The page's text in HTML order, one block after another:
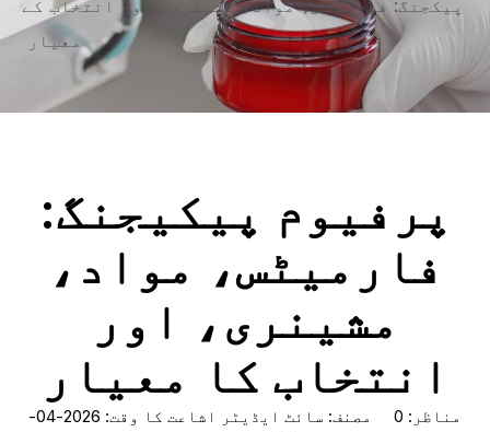
پیکجنگ: فارمیٹس، مواد، مشینری، اور انتخاب کے
معیار
پرفیوم پیکیجنگ:
فارمیٹس، مواد،
مشینری، اور
انتخاب کا معیار
مناظر: 0
مصنف: سائٹ ایڈیٹر اشاعت کا وقت: 2026-04-